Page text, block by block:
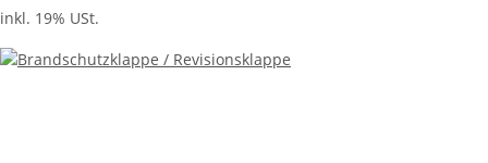
inkl. 19% USt.